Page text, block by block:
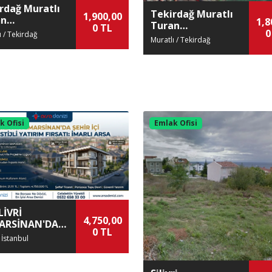
Muratlı
/ Tekirdağ
1,900,00
0 TL
Tekirdağ Muratlı
Turan
Mahallesinde
Muratlı / Tekirdağ
Ofisi
İNŞAATA
4,750,00
0 TL
Emlak Ofisi